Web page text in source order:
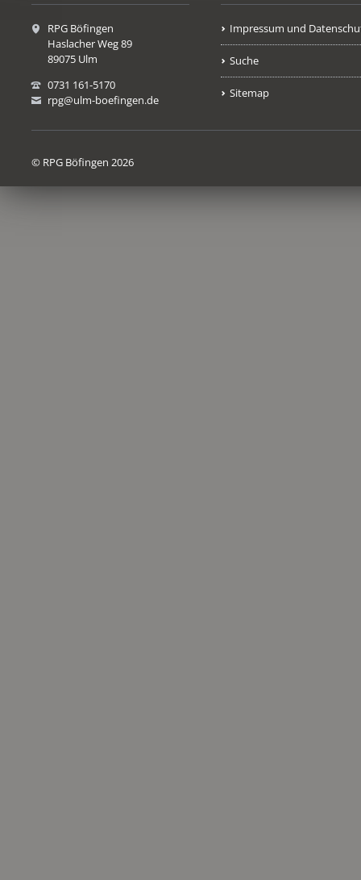
RPG Böfingen
Haslacher Weg 89
89075 Ulm
0731 161-5170
rpg@ulm-boefingen.de
Impressum und
Suche
Sitemap
© RPG Böfingen 2026